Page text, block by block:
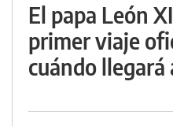
El papa León
primer viaje
cuándo llegará